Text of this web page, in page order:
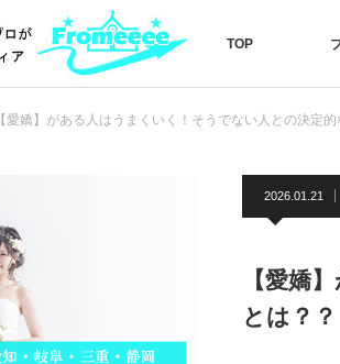
TOP
【愛嬌】がある人はうまくいく！そうでない人との決定的
2026.01.21
【愛嬌
とは？？